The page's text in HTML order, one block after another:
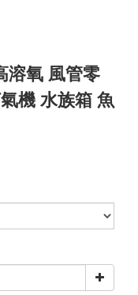
溶氧 風管零
機 水族箱 魚